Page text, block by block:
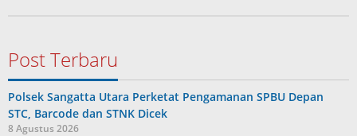
Post Terbaru
Polsek Sangatta Utara Perketat Pengamanan SPBU Depan
STC, Barcode dan STNK Dicek
8 Agustus 2026